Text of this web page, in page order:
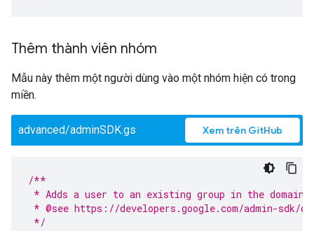
Thêm thành viên nhóm
Mẫu này thêm một người dùng vào một nhóm hiện có trong
miền.
advanced/adminSDK.gs Xem trên GitHub
/**
* Adds a user to an existing group in the domain.
* @see https://developers.google.com/admin-
*/